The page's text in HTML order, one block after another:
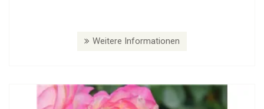
Weitere Informationen